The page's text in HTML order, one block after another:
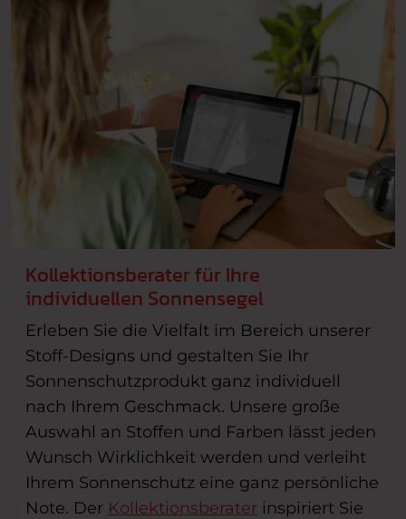
Kollektionsberater für Ihre
individuellen Sonnensegel
Erleben Sie die Vielfalt im Bereich unserer
Stoff-Designs und gestalten Sie Ihr
Sonnenschutzprodukt ganz individuell
nach Ihrem Geschmack. Unsere große
Auswahl an Stoffen und Farben lässt jeden
Wunsch Wirklichkeit werden und verleiht
Ihrem Sonnenschutz eine ganz persönliche
Note. Der Kollektionsberater inspiriert Sie